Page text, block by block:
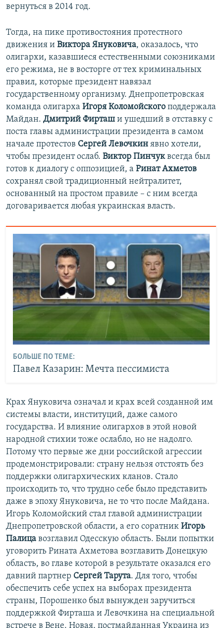
вернуться в 2014 год.
Тогда, на пике противостояния протестного
движения и Виктора Януковича, оказалось, что
олигархи, казавшиеся естественными союзниками
его режима, не в восторге от тех криминальных
правил, которые президент навязал
государственному организму. Днепропетровская
команда олигарха Игоря Коломойского поддержала
Майдан. Дмитрий Фирташ и ушедший в отставку с
поста главы администрации президента в самом
начале протестов Сергей Левочкин явно хотели,
чтобы президент ослаб. Виктор Пинчуквсегда был
готов к диалогу с оппозицией, а Ринат Ахметов
сохранял свой традиционный нейтралитет,
основанный на простом правиле – с ним всегда
договаривается любая украинская власть.
БОЛЬШЕ ПО ТЕМЕ:
Павел Казарин: Мечта пессимиста
Крах Януковича означал и крах всей созданной им
системы власти, институций, даже самого
государства. И влияние олигархов в этой новой
народной стихии тоже ослабло, но не надолго.
Потому что первые же дни российской агрессии
продемонстрировали: страну нельзя отстоять без
поддержки олигархических кланов. Стало
происходить то, что трудно себе было представить
даже в эпоху Януковича, не то что после Майдана.
Игорь Коломойский стал главой администрации
Днепропетровской области, а его соратник Игорь
Палица возглавил Одесскую область. Были попытки
уговорить Рината Ахметова возглавить Донецкую
область, во главе которой в результате оказался его
давний партнер Сергей Тарута. Для того, чтобы
обеспечить себе успех на выборах президента
страны, Порошенко был вынужден заручиться
поддержкой Фирташа и Левочкина на специальной
встрече в Вене. Новая, постмайданная Украина из